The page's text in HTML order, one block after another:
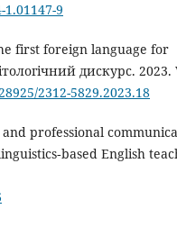
9
first foreign language for
дискурс. 2023.
2312-5829.2023.18
professional
English